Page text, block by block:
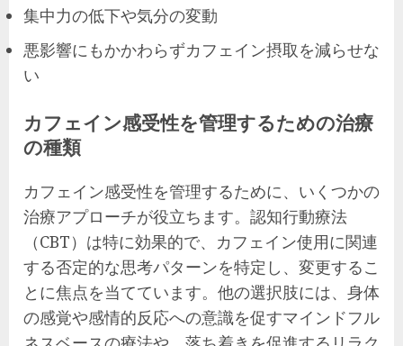
集中力の低下や気分の変動
悪影響にもかかわらずカフェイン摂取を減らせな
い
カフェイン感受性を管理するための治療
の種類
カフェイン感受性を管理するために、いくつかの
治療アプローチが役立ちます。認知行動療法
（CBT）は特に効果的で、カフェイン使用に関連
する否定的な思考パターンを特定し、変更するこ
とに焦点を当てています。他の選択肢には、身体
の感覚や感情的反応への意識を促すマインドフル